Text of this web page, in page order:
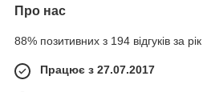
Про нас
88% позитивних з 194 відгуків за рік
Працює з 27.07.2017